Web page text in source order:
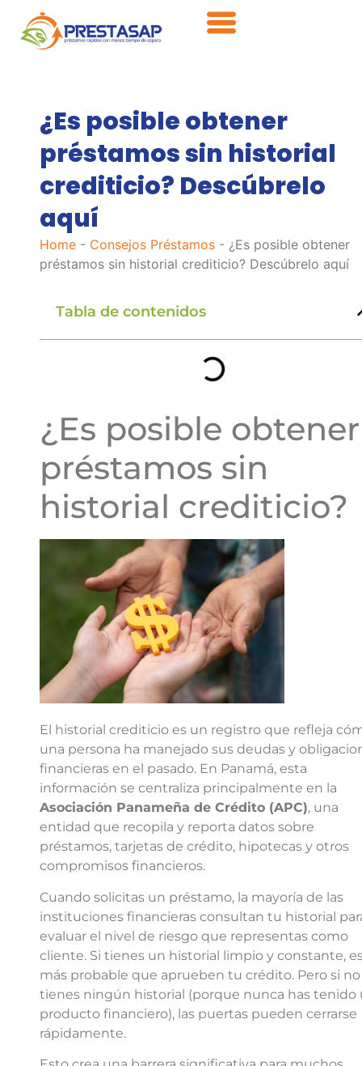
¿Es posible obtener
préstamos sin historial
crediticio? Descúbrelo
aquí
Home- Consejos Préstamos- ¿Es posible obtener
préstamos sin historial crediticio? Descúbrelo aquí
Tabla de contenidos
¿Es posible obtener
préstamos sin
historial crediticio?
El historial crediticio es un registro que refleja
una persona ha manejado sus deudas y
financieras en el pasado. En Panamá, esta
información se centraliza principalmente en la
Asociación Panameña de Crédito (APC), una
entidad que recopila y reporta datos sobre
préstamos, tarjetas de crédito, hipotecas y otros
compromisos financieros.
Cuando solicitas un préstamo, la mayoría de las
instituciones financieras consultan tu historial
evaluar el nivel de riesgo que representas como
cliente. Si tienes un historial limpio y constante,
más probable que aprueben tu crédito. Pero si no
tienes ningún historial (porque nunca has tenido
producto financiero), las puertas pueden cerrarse
rápidamente.